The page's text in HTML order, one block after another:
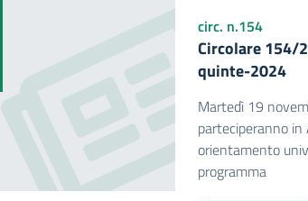
circ. n.154
Circolare 154/
quinte-2024
Martedì 19
parteciperanno in
orientamento
programma